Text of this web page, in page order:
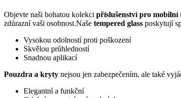
Objevte naši bohatou kolekci příslušenství pro mobilní
zdůrazní vaši osobnost.Naše tempered glass poskytují
Vysokou odolností proti poškození
Skvělou průhledností
Snadnou aplikací
Pouzdra a kryty nejsou jen zabezpečením, ale také
Elegantní a funkční